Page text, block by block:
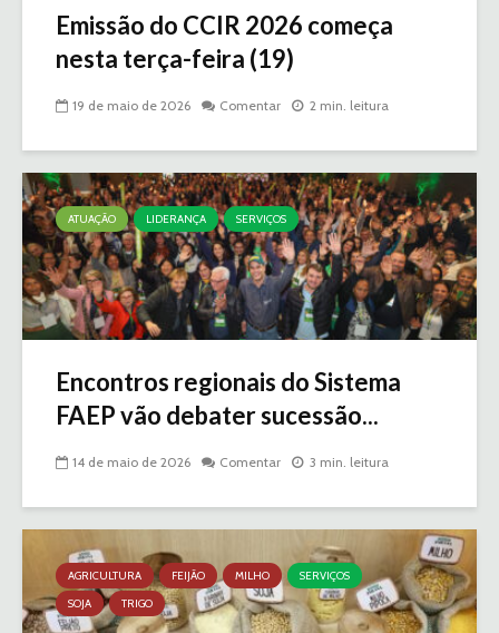
Emissão do CCIR 2026 começa
nesta terça-feira (19)
19 de maio de 2026 Comentar 2 min. leitura
ATUAÇÃO LIDERANÇA SERVIÇOS
Encontros regionais do Sistema
FAEP vão debater sucessão...
14 de maio de 2026 Comentar 3 min. leitura
AGRICULTURA FEIJÃO MILHO
SERVIÇOS
SOJA
TRIGO